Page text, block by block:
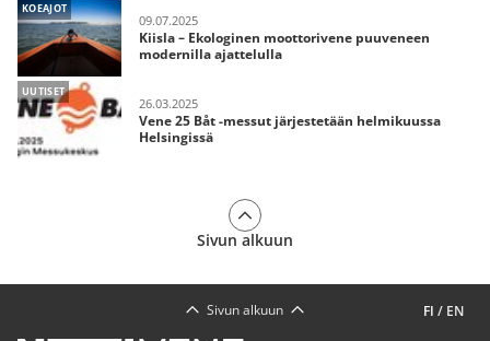
KOEAJOT
09.07.2025
Kiisla – Ekologinen moottorivene puuveneen
modernilla ajattelulla
UUTISET
26.03.2025
Vene 25 Båt -messut järjestetään helmikuussa
Helsingissä
Sivun alkuun
FI / EN
Sivun alkuun